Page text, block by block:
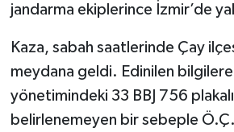
jandarma ekiplerince İzmir’de
Kaza, sabah saatlerinde Çay
meydana geldi. Edinilen
yönetimindeki 33 BBJ 756
belirlenemeyen bir sebeple